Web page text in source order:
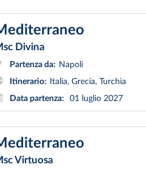
Divina
Partenza da: Napoli
Itinerario:
Italia, Grecia, Turchia
Data partenza:
01 luglio 2027
Virtuosa